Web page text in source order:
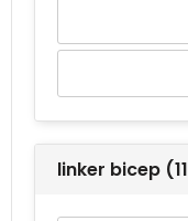
linker bicep